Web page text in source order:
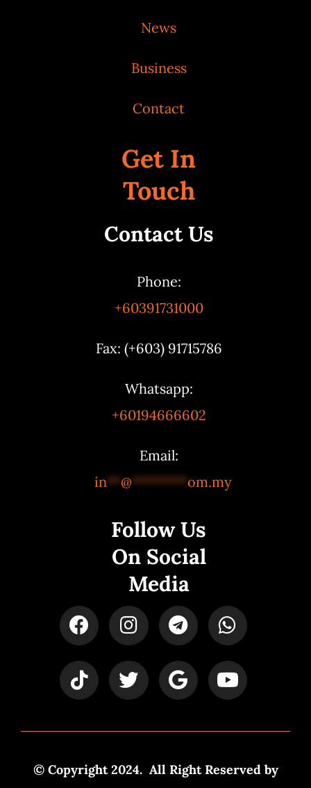
News
Business
Contact
Get In
Touch
Contact Us
Phone:
+60391731000
Fax: (+603) 91715786
Whatsapp:
+60194666602
Email:
in**@********om.my
Follow Us
On Social
Media
© Copyright 2024. All Right Reserved by